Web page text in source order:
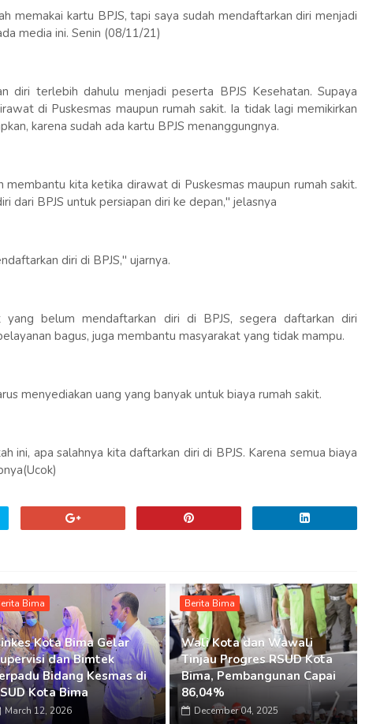
memakai kartu BPJS, tapi saya sudah mendaftarkan diri menjadi
media ini. Senin (08/11/21)
diri terlebih dahulu menjadi peserta BPJS Kesehatan. Supaya
di Puskesmas maupun rumah sakit. Ia tidak lagi memikirkan
karena sudah ada kartu BPJS menanggungnya.
kita ketika dirawat di Puskesmas maupun rumah sakit.
dari BPJS untuk persiapan diri ke depan," jelasnya
diri di BPJS," ujarnya.
yang belum mendaftarkan diri di BPJS, segera daftarkan diri
bagus, juga membantu masyarakat yang tidak mampu.
menyediakan uang yang banyak untuk biaya rumah sakit.
ini, apa salahnya kita daftarkan diri di BPJS. Karena semua biaya
Bima
Kota Bima Gelar
dan Bimtek
Bidang Kesmas di
Kota Bima
March 12, 2026
Berita Bima
Wali Kota dan Wawali
Tinjau Progres RSUD Kota
Bima, Pembangunan Capai
86,04%
December 04, 2025